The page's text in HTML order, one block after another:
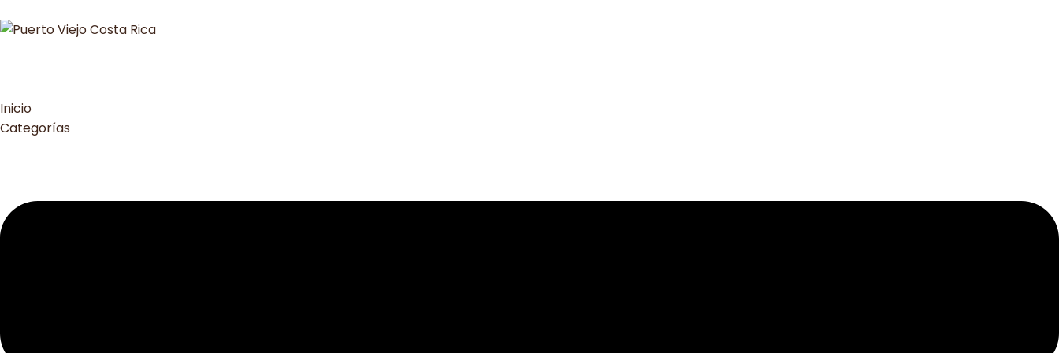
Inicio
Categorías